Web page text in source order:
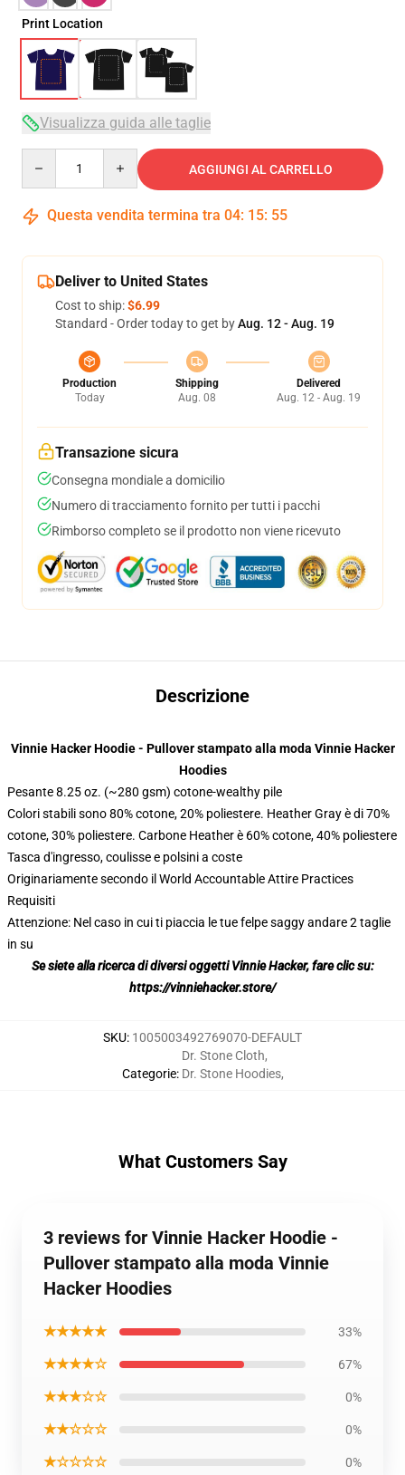
Print Location
Visualizza guida alle taglie
AGGIUNGI AL CARRELLO
Questa vendita termina tra 04: 15: 54
Deliver to United States
Cost to ship:$6.99
Standard - Order today to get byAug. 12 - Aug. 19
Production
Today
Shipping
Aug. 08
Delivered
Aug. 12 - Aug. 19
Transazione sicura
Consegna mondiale a domicilio
Numero di tracciamento fornito per tutti i pacchi
Rimborso completo se il prodotto non viene ricevuto
Descrizione
modname=ckeditor
Vinnie Hacker Hoodie - Pullover stampato alla moda Vinnie Hacker
Hoodies
Pesante 8.25 oz. (~280 gsm) cotone-wealthy pile
Colori stabili sono 80% cotone, 20% poliestere. Heather Gray è di 70%
cotone, 30% poliestere. Carbone Heather è 60% cotone, 40% poliestere
Tasca d'ingresso, coulisse e polsini a coste
Originariamente secondo il World Accountable Attire Practices
Requisiti
Attenzione: Nel caso in cui ti piaccia le tue felpe saggy andare 2 taglie
in su
Se siete alla ricerca di diversi oggetti Vinnie Hacker, fare clic su:
https://vinniehacker.store/
SKU: 1005003492769070-DEFAULT
Categorie:
Dr. Stone Cloth,
Dr. Stone Hoodies,
What Customers Say
3 reviews for Vinnie Hacker Hoodie -
Pullover stampato alla moda Vinnie
Hacker Hoodies
★★★★★ 33%
★★★★☆ 67%
★★★☆☆ 0%
★★☆☆☆ 0%
★☆☆☆☆ 0%